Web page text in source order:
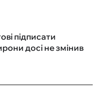
підписати
досі не змінив